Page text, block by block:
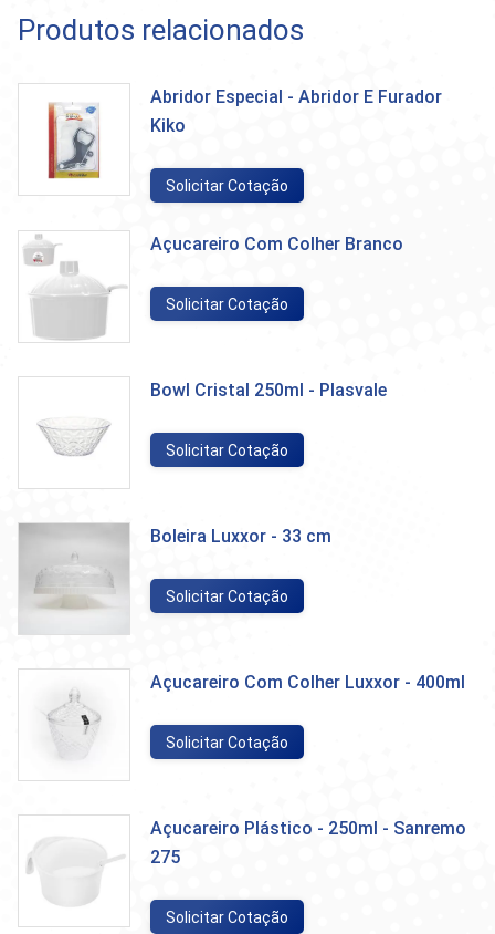
Produtos relacionados
Abridor Especial - Abridor E Furador
Kiko
Solicitar Cotação
Açucareiro Com Colher Branco
Solicitar Cotação
Bowl Cristal 250ml - Plasvale
Solicitar Cotação
Boleira Luxxor - 33 cm
Solicitar Cotação
Açucareiro Com Colher Luxxor - 400ml
Solicitar Cotação
Açucareiro Plástico - 250ml - Sanremo
275
Solicitar Cotação